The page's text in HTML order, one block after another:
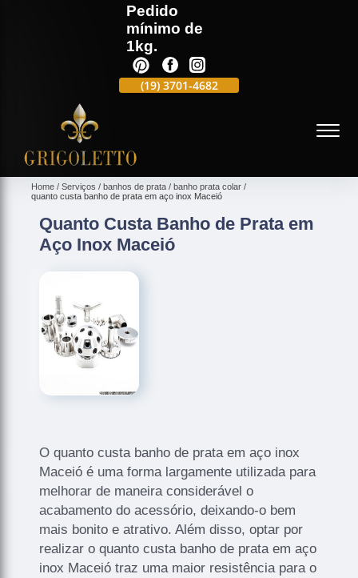
Pedido
mínimo de
1kg.
(19) 3701-4682 (19)
Home Serviços banhos de prata
banho prata colar
quanto custa banho de prata em aço inox Maceió
Quanto Custa Banho de Prata em
Aço Inox Maceió
O quanto custa banho de prata em aço inox
Maceió é uma forma largamente utilizada para
melhorar de maneira considerável o
acabamento do acessório, deixando-o bem
mais bonito e atrativo. Além disso, optar por
realizar o quanto custa banho de prata em aço
inox Maceió traz uma maior resistência para o